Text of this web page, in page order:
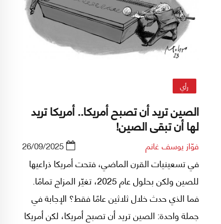
ليبيعوا هيمنة مزيّفة.
رأي
الصين تريد أن تصبح أمريكا.. أمريكا تريد
لها أن تبقى الصين!
فوّاز يوسف غانم 26/09/2025
في تسعينيات القرن الماضي، فتحت أمريكا ذراعيها
للصين ولكن بحلول عام 2025، تغيّر المزاج تمامًا.
فما الذي حدث خلال ثلاثين عامًا فقط؟ الإجابة في
جملة واحدة: الصين تريد أن تصبح أمريكا، لكن أمريكا